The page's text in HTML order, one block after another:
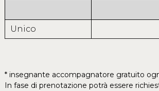
Unico
* insegnante accompagnatore gratuito
In fase di prenotazione potrà essere